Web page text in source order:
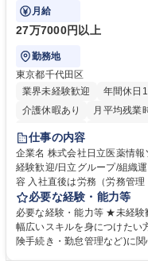
ます。
月給
27万7000円以上
勤務地
東京都千代田区
業界未経験歓迎
年間休日
介護休暇あり
月平均残業
住宅手当あり
育休あり
完全週休2日制
仕事の内容
企業名 株式会社日立医薬情報ソリューション
経験歓迎/日立グループ/組織運営
容 入社直後は労務（労務管
任せいたします。将来は総務
営を支えるゼネラリストをめざせます。 ・初期業務
計算、社会保険対応、福利厚
します。ご経験に応じて、休
必要な経験・能力等
必要な経験・能力等 ★未経
幅広いスキルを身につけたい方におすすめ！ ■
険手続き・勤怠管理など)に